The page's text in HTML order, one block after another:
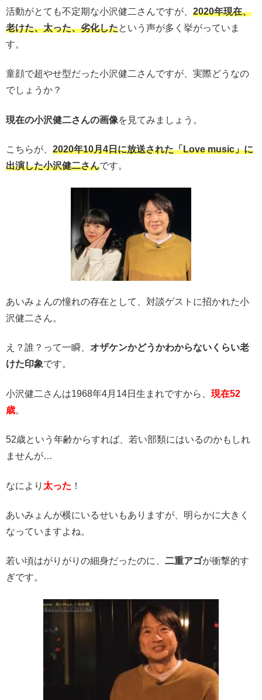
活動がとても不定期な小沢健二さんですが、 2020年現在、
老けた、太った、劣化したという声が多く挙がっていま
す。
童顔で超やせ型だった小沢健二さんですが、実際どうなの
でしょうか？
現在の小沢健二さんの画像を見てみましょう。
こちらが、 2020年10月4日に放送された「Love music」に
出演した小沢健二さんです。
あいみょんの憧れの存在として、対談ゲストに招かれた小
沢健二さん。
え？誰？って一瞬、 オザケンかどうかわからないくらい老
けた印象です。
小沢健二さんは1968年4月14日生まれですから、 現在52
歳。
52歳という年齢からすれば、若い部類にはいるのかもしれ
ませんが…
なにより 太った ！
あいみょんが横にいるせいもありますが、明らかに大きく
なっていますよね。
若い頃はがりがりの細身だったのに、 二重アゴが衝撃的す
ぎです。